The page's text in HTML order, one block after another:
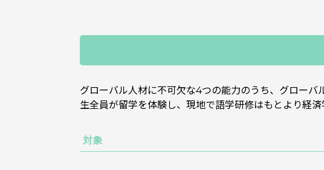
グローバル人材に不可欠な4つの能力のうち、グロー
生全員が留学を体験し、現地で語学研修はもとより経
対象